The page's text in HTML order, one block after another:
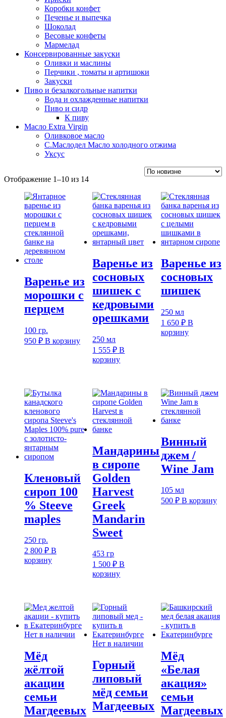
Коробки конфет
Печенье и выпечка
Шоколад
Весовые конфеты
Мармелад
Консервированные закуски
Оливки и маслины
Перчики , томаты и артишоки
Закуски
Пиво и безалкогольные напитки
Вода и охлажденные напитки
Пиво и сидр
К пиву
Масло Extra Virgin
Оливковое масло
С.Маслодел Масло холодного отжима
Уксус
Отображение 1–10 из 14Сортировка:
недавние
Варенье из
морошки с
перцем
100 гр.
950 ₽ В корзину
Варенье из
сосновых
шишек с
кедровыми
орешками
250 мл
1 555₽ В
корзину
Варенье из
сосновых
шишек
250 мл
1 650 ₽ В
корзину
Кленовый
сироп 100
% Steeve
maples
250 гр.
2 800 ₽ В
корзину
Мандарины
в сиропе
Golden
Harvest
Greek
Mandarin
Sweet
453 гр
1 500₽ В
корзину
Винный
джем /
Wine Jam
105 мл
500 ₽ В корзину
Нет в наличии
Мёд
жёлтой
акации
семьи
Магдеевых
Нет в наличии
Горный
липовый
мёд семьи
Магдеевых
Мёд
«Белая
акация»
семьи
Магдеевых